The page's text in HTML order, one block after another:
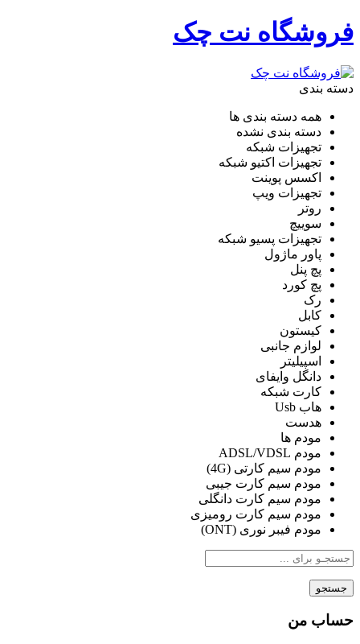
فروشگاه نت چک
دسته بندی
همه دسته بندی ها
دسته بندی نشده
تجهیزات شبکه
تجهیزات اکتیو شبکه
اکسس پوینت
تجهیزات ویپ
روتر
سوییچ
تجهیزات پسیو شبکه
پاور ماژول
پچ پنل
پچ کورد
رک
کابل
کیستون
لوازم جانبی
اسپیلیتر
دانگل وایفای
کارت شبکه
هاب Usb
هدست
مودم ها
مودم ADSL/VDSL
مودم سیم کارتی (4G)
مودم سیم کارت جیبی
مودم سیم کارت دانگلی
مودم سیم کارت رومیزی
مودم فیبر نوری (ONT)
جستجو
حساب من